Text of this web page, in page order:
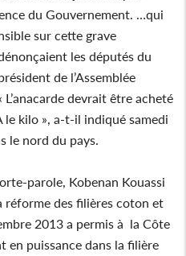
du Gouvernement. …qui
sur cette grave
les députés du
de l’Assemblée
devrait être acheté
le kilo », a-t-il indiqué samedi
le nord du pays.
parole, Kobenan Kouassi
réforme des filières coton et
2013 a permis à la Côte
en puissance dans la filière